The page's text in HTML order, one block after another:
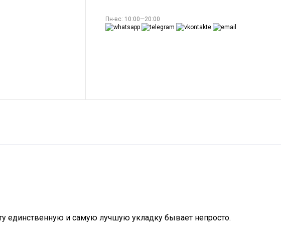
Пн-вс: 10:00—20:00
единственную и самую лучшую укладку бывает непросто.